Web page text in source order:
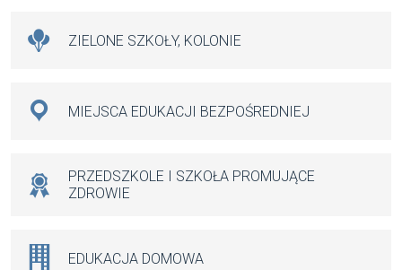
ZIELONE SZKOŁY, KOLONIE
MIEJSCA EDUKACJI BEZPOŚREDNIEJ
PRZEDSZKOLE I SZKOŁA PROMUJĄCE
ZDROWIE
EDUKACJA DOMOWA